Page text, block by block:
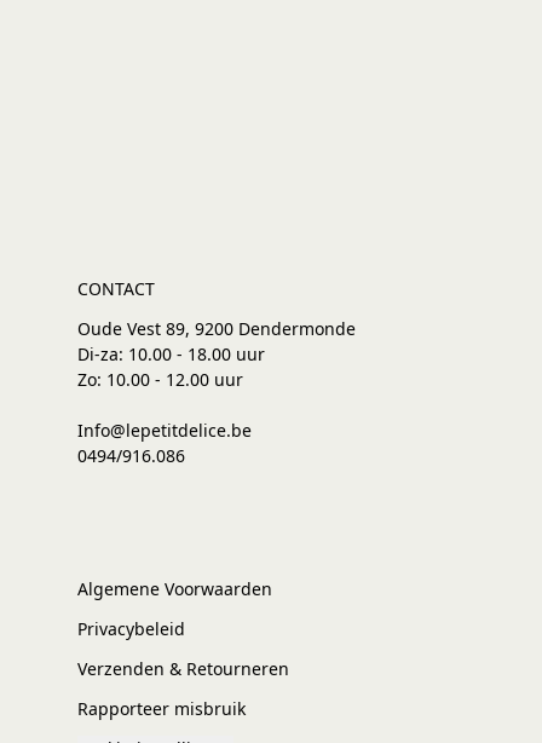
CONTACT
Oude Vest 89, 9200 Dendermonde
Di-za: 10.00 - 18.00 uur
Zo: 10.00 - 12.00 uur
Info@lepetitdelice.be
0494/916.086
Algemene Voorwaarden
Privacybeleid
Verzenden & Retourneren
Rapporteer misbruik